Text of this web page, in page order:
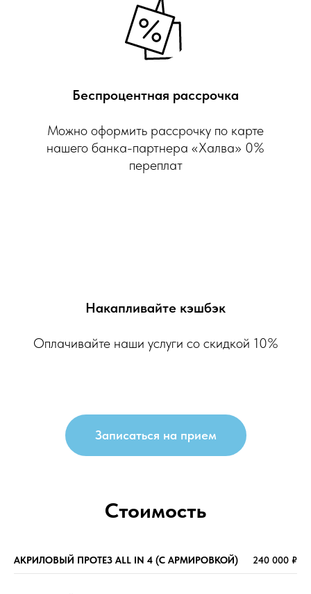
Беспроцентная рассрочка
Можно оформить рассрочку по карте
нашего банка-партнера «Халва» 0%
переплат
Накапливайте кэшбэк
Оплачивайте наши услуги со скидкой 10%
Записаться на прием
Стоимость
АКРИЛОВЫЙ ПРОТЕЗ ALL IN 4 (С АРМИРОВКОЙ) 240 000 ₽